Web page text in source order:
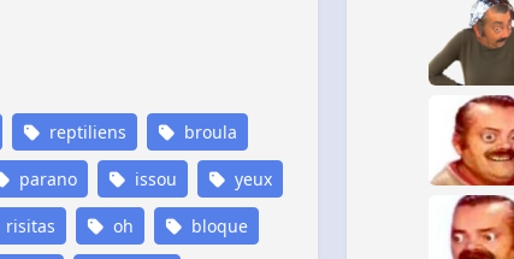
reptiliens broula
parano issou yeux
risitas oh bloque